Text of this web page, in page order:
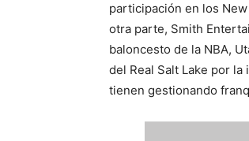
participación en los
otra parte, Smith
baloncesto de la NBA,
del Real Salt Lake por
tienen gestionando